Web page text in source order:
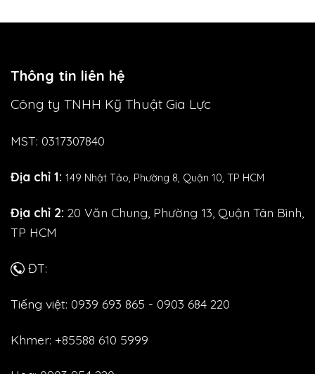
Thông tin liên hệ
Công ty TNHH Kỹ Thuật Gia Lực
MST: 0317307840
Địa chỉ 1: 149 Nhật Tảo, Phường 8, Quận 10, TP HCM
Địa chỉ 2: 20 Văn Chung, Phường 13, Quận Tân Bình,
TP HCM
ĐT:
Tiếng việt: 0939 693 865 - 0903 684 220
Khmer: +85588 610 5999